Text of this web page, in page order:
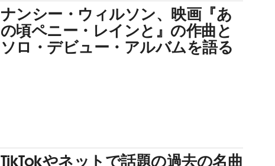
ナンシー・ウィルソン、映画『あ
の頃ペニー・レインと』の作曲と
ソロ・デビュー・アルバムを語る
TikTokやネットで話題の過去の名曲